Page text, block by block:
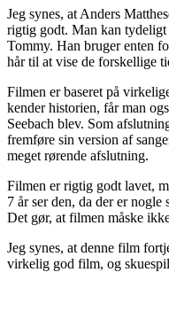
Jeg synes, at Anders
rigtig godt. Man kan
Tommy. Han bruger enten
hår til at vise de forskellige
Filmen er baseret på
kender historien, får man
Seebach blev. Som
fremføre sin version af
meget rørende afslutning.
Filmen er rigtig godt lavet,
7 år ser den, da der er
Det gør, at filmen måske
Jeg synes, at denne film
virkelig god film, og